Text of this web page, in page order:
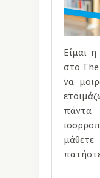
Είμαι
στο
να
μάθετε